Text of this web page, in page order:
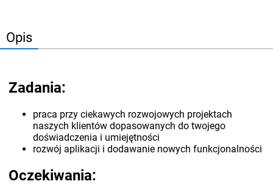
Opis
Zadania:
praca przy ciekawych rozwojowych projektach
naszych klientów dopasowanych do twojego
doświadczenia i umiejętności
rozwój aplikacji i dodawanie nowych funkcjonalności
Oczekiwania: